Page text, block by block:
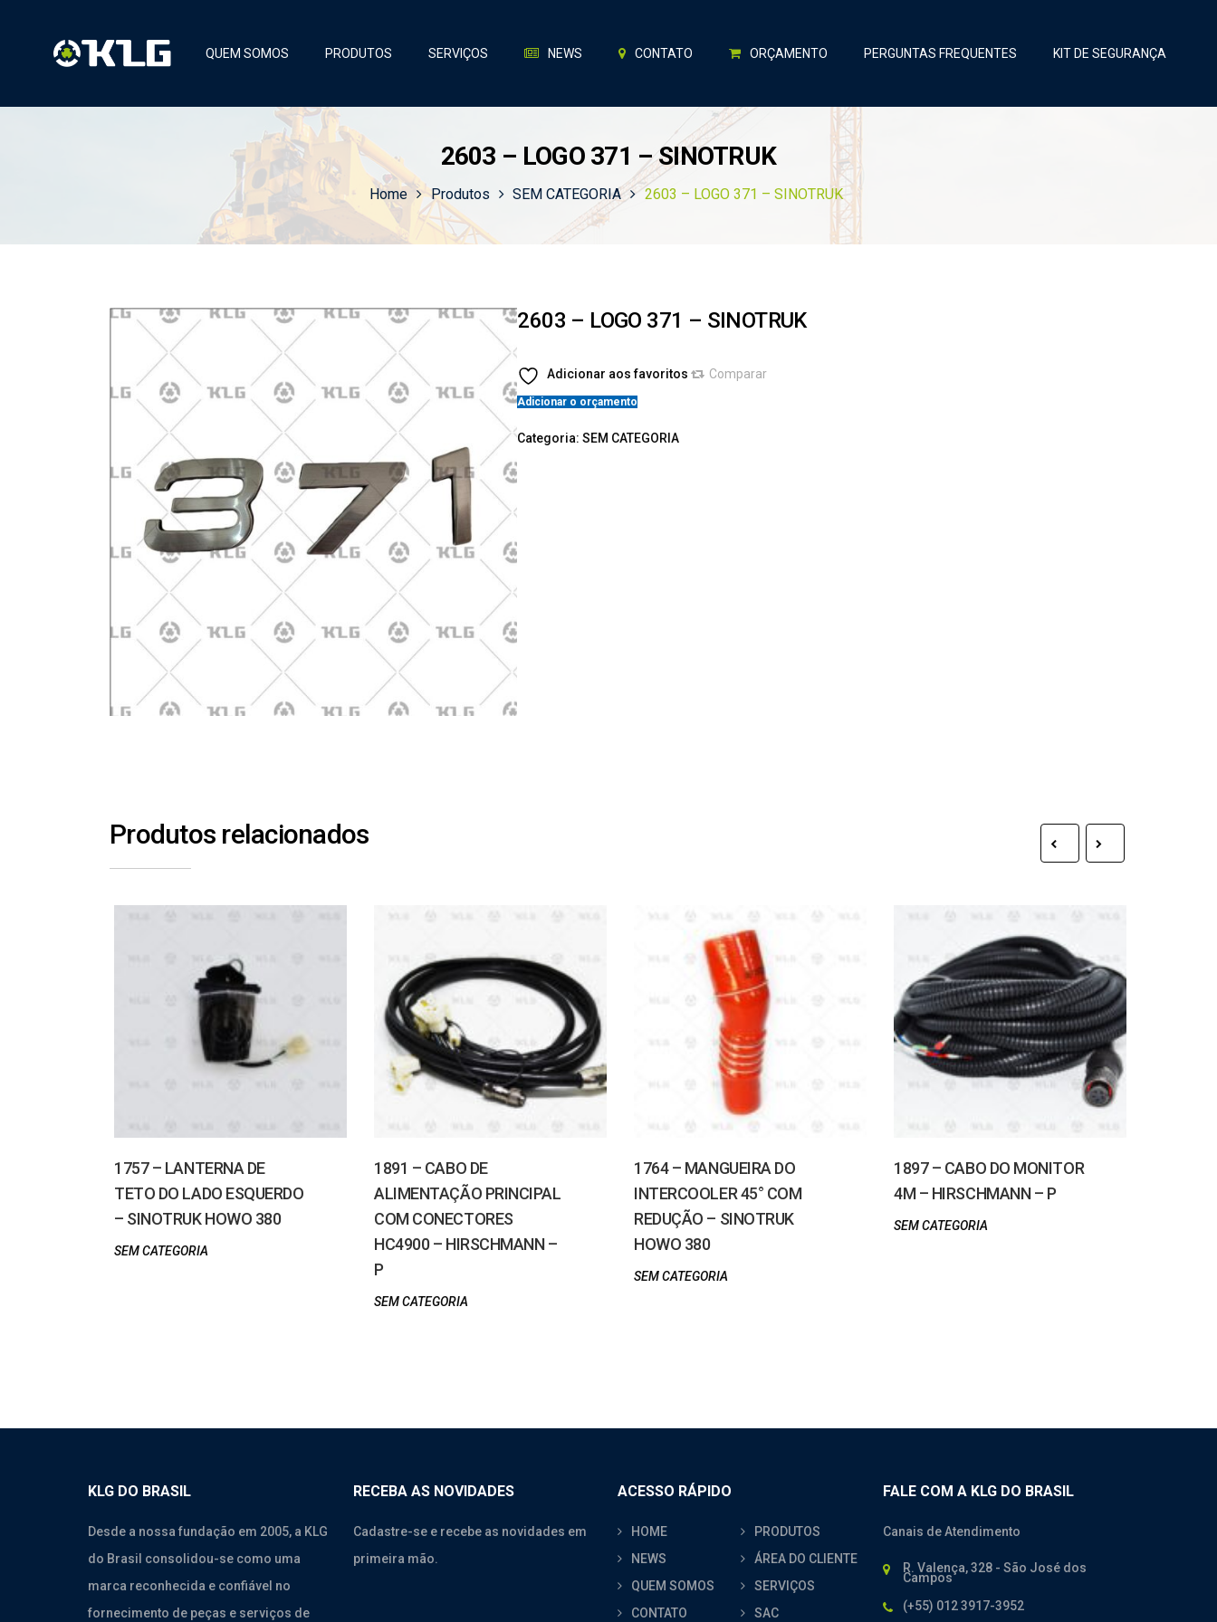
QUEM SOMOS PRODUTOS SERVIÇOS NEWS CONTATO ORÇAMENTO PERGUNTAS FREQUENTES KIT DE SEGURANÇA
2603 – LOGO 371 – SINOTRUK
Home Produtos SEM CATEGORIA 2603 – LOGO 371 – SINOTRUK
2603 – LOGO 371 – SINOTRUK
Adicionar aos favoritos Comparar
Adicionar o orçamento
Categoria:SEM CATEGORIA
Produtos relacionados
1757 – LANTERNA DE
TETO DO LADO ESQUERDO
– SINOTRUK HOWO 380
SEM CATEGORIA
1891 – CABO DE
ALIMENTAÇÃO PRINCIPAL
COM CONECTORES
HC4900 – HIRSCHMANN –
P
SEM CATEGORIA
1764 – MANGUEIRA DO
INTERCOOLER 45° COM
REDUÇÃO – SINOTRUK
HOWO 380
SEM CATEGORIA
1897 – CABO DO MONITOR
4M – HIRSCHMANN – P
SEM CATEGORIA
KLG DO BRASIL
Desde a nossa fundação em 2005, a KLG
do Brasil consolidou-se como uma
marca reconhecida e confiável no
fornecimento de peças e serviços de
RECEBA AS NOVIDADES
Cadastre-se e recebe as novidades em
primeira mão.
ACESSO RÁPIDO
HOME
PRODUTOS
NEWS
ÁREA DO CLIENTE
QUEM SOMOS
SERVIÇOS
CONTATO
SAC
FALE COM A KLG DO BRASIL
Canais de Atendimento
R. Valença, 328 - São José dos
Campos
(+55) 012 3917-3952